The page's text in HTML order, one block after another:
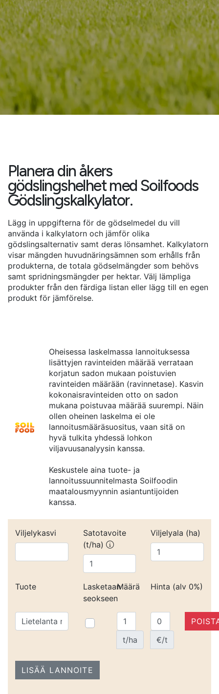
NÄTBUTIKEN
Planera din åkers
gödslingshelhet med Soilfoods
Gödslingskalkylator.
Lägg in uppgifterna för de gödselmedel du vill
använda i kalkylatorn och jämför olika
gödslingsalternativ samt deras lönsamhet. Kalkylatorn
visar mängden huvudnäringsämnen som erhålls från
produkterna, de totala gödselmängder som behövs
samt spridningsmängder per hektar. Välj lämpliga
produkter från den färdiga listan eller lägg till en egen
produkt för jämförelse.
Oheisessa laskelmassa lannoituksessa
lisättyjen ravinteiden määrää verrataan
korjatun sadon mukaan poistuvien
ravinteiden määrään (ravinnetase). Kasvin
kokonaisravinteiden otto on sadon
mukana poistuvaa määrää suurempi. Näin
ollen oheinen laskelma ei ole
lannoitusmääräsuositus, vaan sitä on
hyvä tulkita yhdessä lohkon
viljavuusanalyysin kanssa.
Keskustele aina tuote- ja
lannoitussuunnitelmasta Soilfoodin
maatalousmyynnin asiantuntijoiden
kanssa.
Viljelykasvi
Satotavoite
(t/ha)
Viljelyala (ha)
Tuote
Lasketaan
seokseen
Määrä Hinta (alv 0%)
t/ha €/t
LISÄÄ LANNOITE